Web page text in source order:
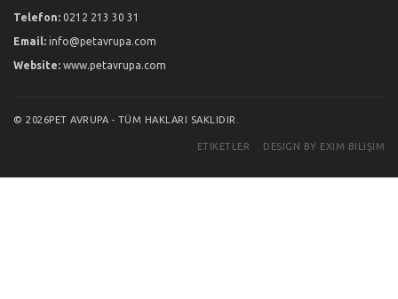
Telefon: 0212 213 30 31
Email: info@petavrupa.com
Website: www.petavrupa.com
© 2026PET AVRUPA - TÜM HAKLARI SAKLIDIR.
ETIKETLER DESIGN BY EXIM BILIŞIM